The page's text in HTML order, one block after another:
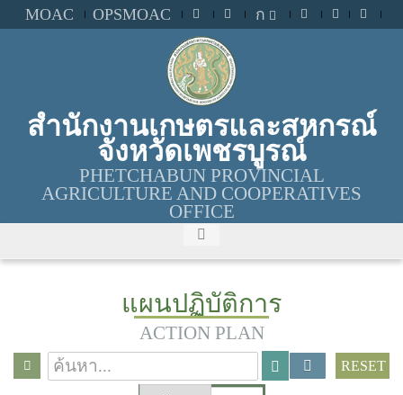
MOAC OPSMOAC ก
สำนักงานเกษตรและสหกรณ์
จังหวัดเพชรบูรณ์
PHETCHABUN PROVINCIAL
AGRICULTURE AND COOPERATIVES
OFFICE
แผนปฏิบัติการ
ACTION PLAN
RESET